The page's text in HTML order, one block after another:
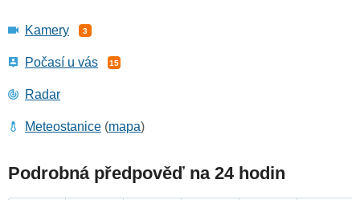
Kamery 3
Počasí u vás 15
Radar
Meteostanice (mapa)
Podrobná předpověď na 24 hodin